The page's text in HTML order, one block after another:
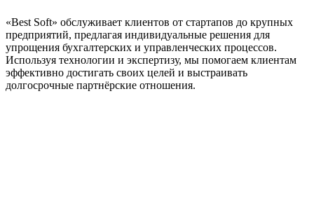
«Best Soft» обслуживает клиентов от стартапов до крупных
предприятий, предлагая индивидуальные решения для
упрощения бухгалтерских и управленческих процессов.
Используя технологии и экспертизу, мы помогаем клиентам
эффективно достигать своих целей и выстраивать
долгосрочные партнёрские отношения.